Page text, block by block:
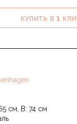
КУПИТЬ В1
см, В: 74 см